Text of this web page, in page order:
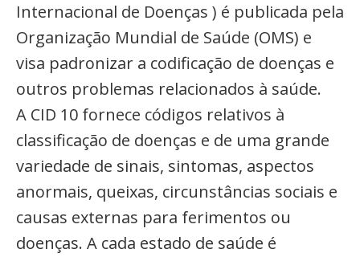
Internacional de Doenças ) é publicada pela
Organização Mundial de Saúde (OMS) e
visa padronizar a codificação de doenças e
outros problemas relacionados à saúde.
A CID 10 fornece códigos relativos à
classificação de doenças e de uma grande
variedade de sinais, sintomas, aspectos
anormais, queixas, circunstâncias sociais e
causas externas para ferimentos ou
doenças. A cada estado de saúde é